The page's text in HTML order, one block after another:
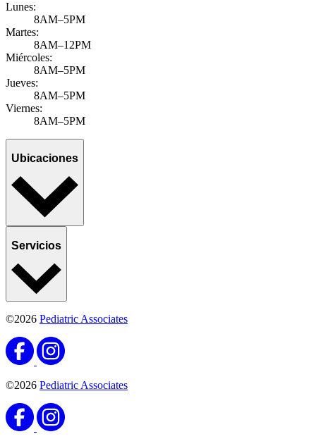
Lunes:
8AM–5PM
Martes:
8AM–12PM
Miércoles:
8AM–5PM
Jueves:
8AM–5PM
Viernes:
8AM–5PM
Ubicaciones
Servicios
©2026 Pediatric Associates
©2026 Pediatric Associates